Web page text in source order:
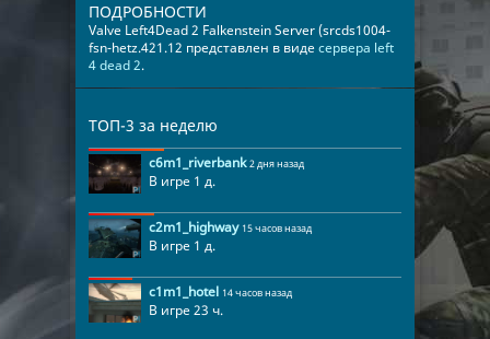
ПОДРОБНОСТИ
Valve Left4Dead 2 Falkenstein Server (srcds1004-
fsn-hetz.421.12 представлен в видесервера left
4 dead 2.
ТОП-3 за неделю
c6m1_riverbank 2 дня назад
В игре 1 д.
c2m1_highway 15 часов назад
В игре 1 д.
c1m1_hotel 14 часов назад
В игре 23 ч.